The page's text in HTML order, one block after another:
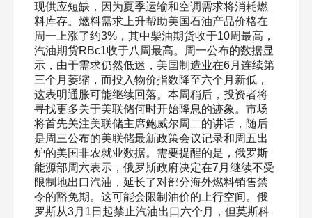
现供应短缺，因为夏季运输和空调需求将消耗燃
料库存。燃料需求上升帮助美国石油产品价格在
周一上涨了约3%，其中柴油期货收于10周最高，
汽油期货RBc1收于八周最高。周一公布的数据显
示，由于需求仍然低迷，美国制造业在6月连续第
三个月萎缩，而投入物价指数降至六个月新低，
这表明通胀可能继续回落。本周稍后，投资者将
寻找更多关于美联储何时开始降息的迹象。市场
将首先关注美联储主席鲍威尔周二的讲话，随后
是周三公布的美联储最新政策会议记录和周五出
炉的美国非农就业数据。需要提醒的是，俄罗斯
能源部周六表示，俄罗斯政府决定在7月继续不受
限制地出口汽油，延长了对部分海外燃料销售禁
令的豁免期。这可能会限制油价的上行空间。俄
罗斯从3月1日起禁止汽油出口六个月，但莫斯科